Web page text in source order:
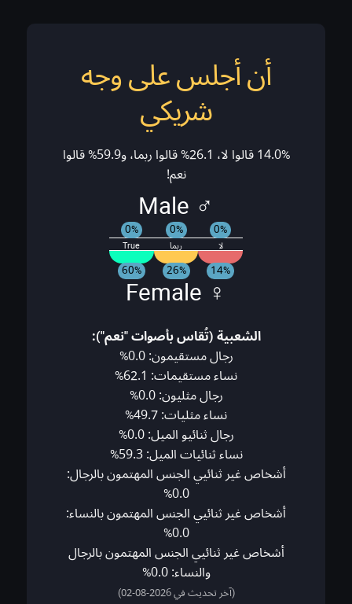
أن أجلس على وجه
شريكي
14.0% قالوا لا، 26.1% قالوا ربما، و59.9% قالوا
نعم!
♂ Male
لا
0%
ربما
0%
True
0%
14%
26%
60% ♀ Female
الشعبية (تُقاس بأصوات "نعم"):
رجال مستقيمون: 0.0%
نساء مستقيمات: 62.1%
رجال مثليون: 0.0%
نساء مثليات: 49.7%
رجال ثنائيو الميل: 0.0%
نساء ثنائيات الميل: 59.3%
أشخاص غير ثنائيي الجنس المهتمون بالرجال:
0.0%
أشخاص غير ثنائيي الجنس المهتمون بالنساء:
0.0%
أشخاص غير ثنائيي الجنس المهتمون بالرجال
والنساء: 0.0%
(آخر تحديث في 2026-08-02)